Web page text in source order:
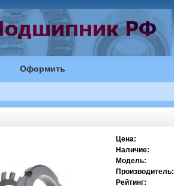
Оформить
Цена:
Наличие:
Модель:
Производитель:
Рейтинг: